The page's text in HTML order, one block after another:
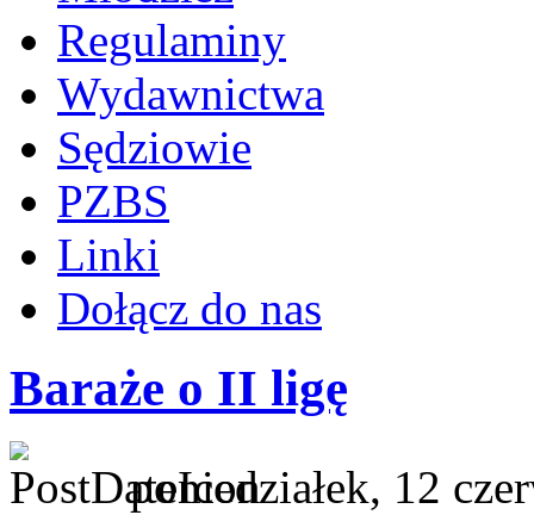
Regulaminy
Wydawnictwa
Sędziowie
PZBS
Linki
Dołącz do nas
Baraże o II ligę
poniedziałek, 12